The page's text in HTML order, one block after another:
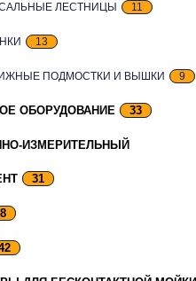
ЛЕСТНИЦЫ 11
13
ПОДМОСТКИ И ВЫШКИ 9
ОБОРУДОВАНИЕ 33
ИЗМЕРИТЕЛЬНЫЙ
31